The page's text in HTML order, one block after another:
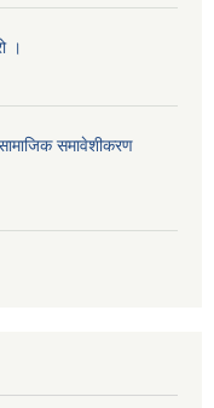
।
समावेशीकरण